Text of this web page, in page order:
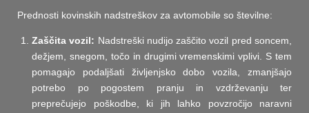
Prednosti kovinskih nadstreškov za avtomobile so številne:
Zaščita vozil: Nadstreški nudijo zaščito vozil pred soncem,
dežjem, snegom, točo in drugimi vremenskimi vplivi. S tem
pomagajo podaljšati življenjsko dobo vozila, zmanjšajo
potrebo po pogostem pranju in vzdrževanju ter
preprečujejo poškodbe, ki jih lahko povzročijo naravni